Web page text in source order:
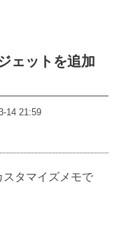
ェットを追加
14 21:59
タマイズメモで